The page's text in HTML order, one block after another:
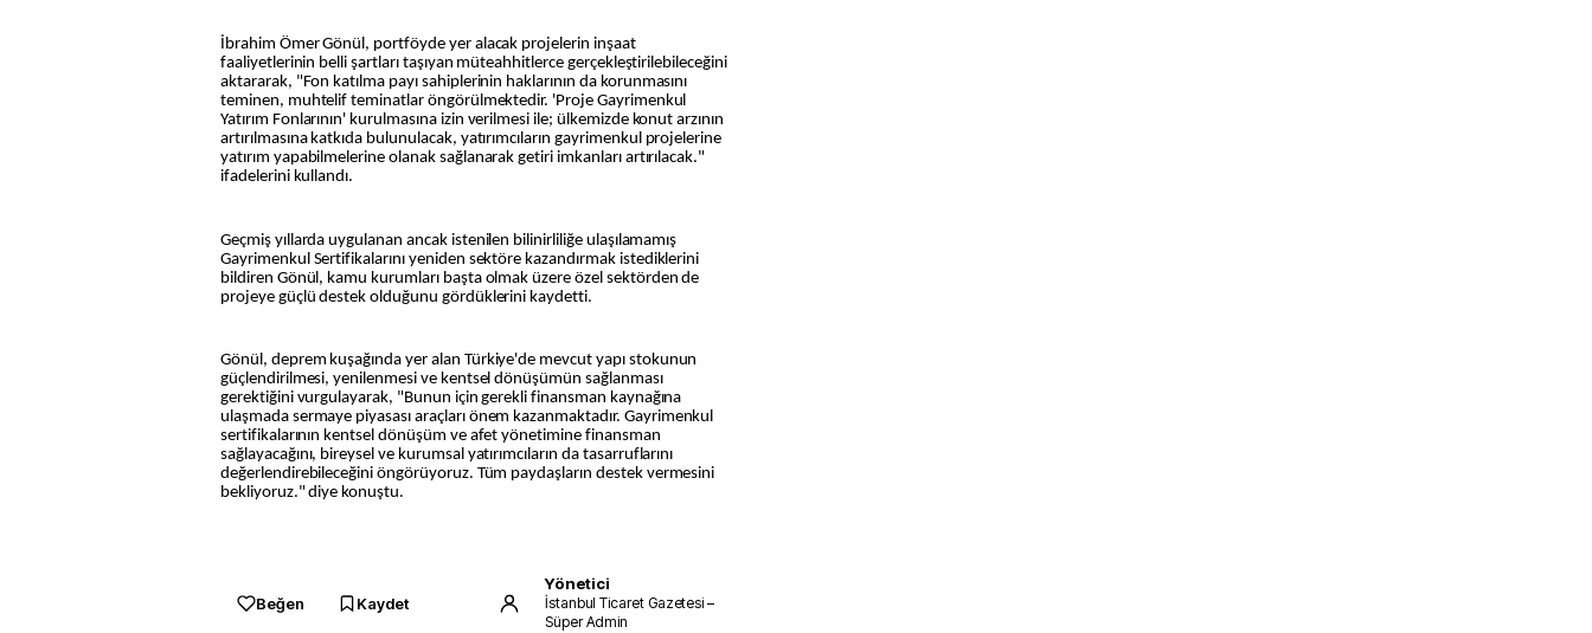
İbrahim Ömer Gönül, portföyde yer alacak projelerin inşaat
faaliyetlerinin belli şartları taşıyan müteahhitlerce gerçekleştirilebileceğini
aktararak, "Fon katılma payı sahiplerinin haklarının da korunmasını
teminen, muhtelif teminatlar öngörülmektedir. 'Proje Gayrimenkul
Yatırım Fonlarının' kurulmasına izin verilmesi ile; ülkemizde konut arzının
artırılmasına katkıda bulunulacak, yatırımcıların gayrimenkul projelerine
yatırım yapabilmelerine olanak sağlanarak getiri imkanları artırılacak."
ifadelerini kullandı.
Geçmiş yıllarda uygulanan ancak istenilen bilinirliliğe ulaşılamamış
Gayrimenkul Sertifikalarını yeniden sektöre kazandırmak istediklerini
bildiren Gönül, kamu kurumları başta olmak üzere özel sektörden de
projeye güçlü destek olduğunu gördüklerini kaydetti.
Gönül, deprem kuşağında yer alan Türkiye'de mevcut yapı stokunun
güçlendirilmesi, yenilenmesi ve kentsel dönüşümün sağlanması
gerektiğini vurgulayarak, "Bunun için gerekli finansman kaynağına
ulaşmada sermaye piyasası araçları önem kazanmaktadır. Gayrimenkul
sertifikalarının kentsel dönüşüm ve afet yönetimine finansman
sağlayacağını, bireysel ve kurumsal yatırımcıların da tasarruflarını
değerlendirebileceğini öngörüyoruz. Tüm paydaşların destek vermesini
bekliyoruz." diye konuştu.
Beğen Kaydet
Yönetici
İstanbul Ticaret Gazetesi –
Süper Admin